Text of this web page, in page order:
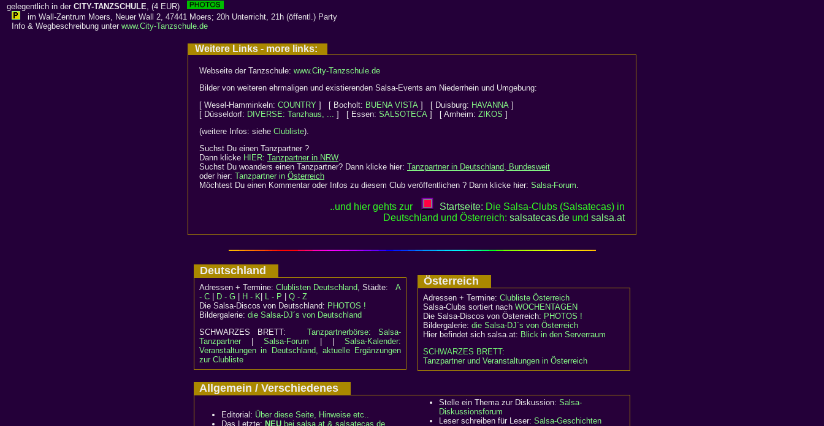
gelegentlich in der CITY-TANZSCHULE, (4 EUR)
im Wall-Zentrum Moers, Neuer Wall 2, 47441 Moers; 20h Unterricht, 21h (öffentl.) Party
Info & Wegbeschreibung unter www.City-Tanzschule.de
Weitere Links - more links:
Webseite der Tanzschule: www.City-Tanzschule.de
Bilder von weiteren ehrmaligen und existierenden Salsa-Events am Niederrhein und Umgebung:
[ Wesel-Hamminkeln: COUNTRY ] [ Bocholt: BUENA VISTA ] [ Duisburg: HAVANNA ]
[ Düsseldorf: DIVERSE: Tanzhaus, ... ] [ Essen: SALSOTECA ] [ Arnheim: ZIKOS ]
(weitere Infos: siehe Clubliste).
Suchst Du einen Tanzpartner ?
Dann klicke HIER: Tanzpartner in NRW.
Suchst Du woanders einen Tanzpartner? Dann klicke hier: Tanzpartner in Deutschland, Bundesweit
oder hier: Tanzpartner in Österreich
Möchtest Du einen Kommentar oder Infos zu diesem Club veröffentlichen ? Dann klicke hier: Salsa-Forum.
..und hier gehts zur Startseite: Die Salsa-Clubs (Salsatecas) in
Deutschland und Österreich: salsatecas.de und salsa.at
Deutschland
Adressen + Termine: Clublisten Deutschland, Städte: A
- C
D - G H - K L - P
Q - Z
Die Salsa-Discos von Deutschland: PHOTOS !
Bildergalerie: die Salsa-DJ´s von Deutschland
SCHWARZES BRETT:Tanzpartnerbörse: Salsa-
Tanzpartner|Salsa-Forum | |Salsa-Kalender:
Veranstaltungen in Deutschland, aktuelle Ergänzungen
zur Clubliste
Österreich
Adressen + Termine: Clubliste Österreich
Salsa-Clubs sortiert nach WOCHENTAGEN
Die Salsa-Discos von Österreich: PHOTOS !
Bildergalerie: die Salsa-DJ´s von Österreich
Hier befindet sich salsa.at: Blick in den Serverraum
SCHWARZES BRETT:
Tanzpartner und Veranstaltungen in Österreich
Allgemein / Verschiedenes
Editorial: Über diese Seite, Hinweise etc..
Das Letzte: NEU bei salsa.at & salsatecas.de
Stelle ein Thema zur Diskussion: Salsa-
Diskussionsforum
Leser schreiben für Leser: Salsa-Geschichten